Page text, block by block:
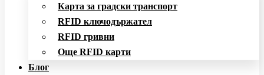
Карта за градски транспорт
RFID ключодържател
RFID гривни
Още RFID карти
Блог